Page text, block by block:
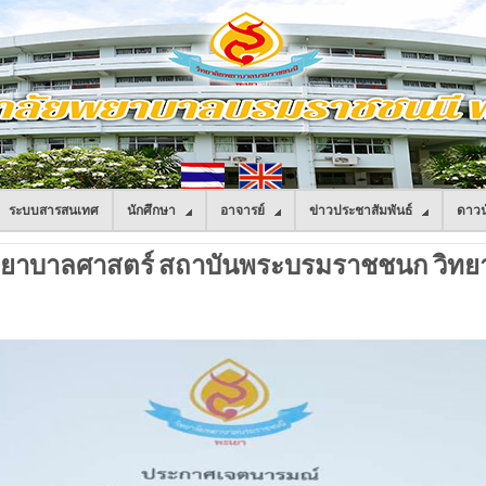
ระบบสารสนเทศ นักศึกษา อาจารย์ ข่าวประชาสัมพันธ์ ดาว
บาลศาสตร์ สถาบันพระบรมราชชนก วิท